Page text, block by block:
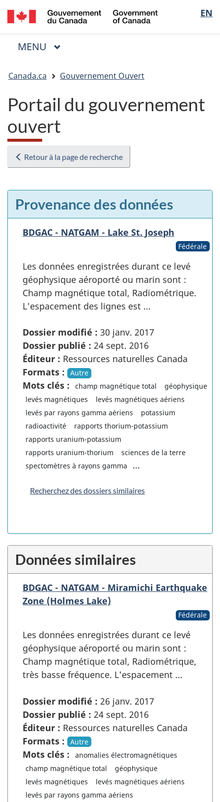
Passer
au
contenu
Passer
à
« Au
Passer
à
la
EN
of
Menu
MENU PRINCIPAL
êtes
ici
Canada.ca Gouvernement Ouvert
Portail du gouvernement
ouvert
Retour à la page de recherche
Provenance des données
BDGAC - NATGAM - Lake St. Joseph
Fédérale
Les données enregistrées durant ce levé
géophysique aéroporté ou marin sont :
Champ magnétique total, Radiométrique.
L'espacement des lignes est …
Dossier modifié : 30 janv. 2017
Dossier publié : 24 sept. 2016
Éditeur : Ressources naturelles Canada
Formats :
Autre
Mots clés : champ magnétique total
géophysique
levés magnétiques
levés magnétiques aériens
levés par rayons gamma aériens
potassium
radioactivité
rapports thorium-potassium
rapports uranium-potassium
rapports uranium-thorium
sciences de la terre
spectomètres à rayons gamma
...
Recherchez des dossiers similaires
Données similaires
BDGAC - NATGAM - Miramichi Earthquake
Zone (Holmes Lake)
Fédérale
Les données enregistrées durant ce levé
géophysique aéroporté ou marin sont :
Champ magnétique total, Radiométrique,
très basse fréquence. L'espacement …
Dossier modifié : 26 janv. 2017
Dossier publié : 24 sept. 2016
Éditeur : Ressources naturelles Canada
Formats :
Autre
Mots clés :
anomalies électromagnétiques
champ magnétique total
géophysique
levés magnétiques
levés magnétiques aériens
levés par rayons gamma aériens